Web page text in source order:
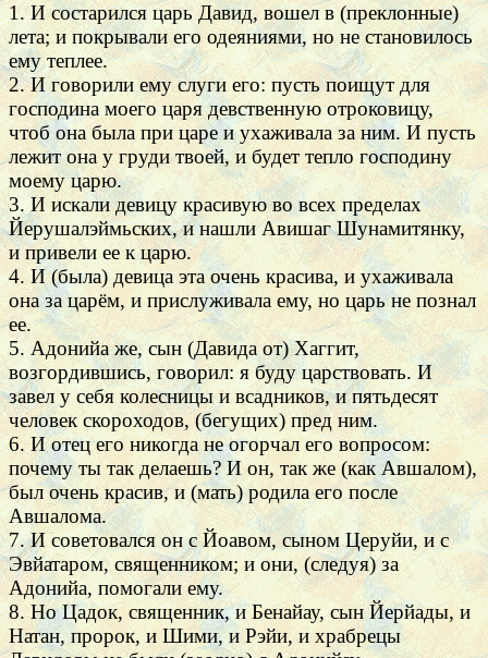
1. И состарился царь Давид, вошел в (преклонные)
лета; и покрывали его одеяниями, но не становилось
ему теплее.
2. И говорили ему слуги его: пусть поищут для
господина моего царя девственную отроковицу,
чтоб она была при царе и ухаживала за ним. И пусть
лежит она у груди твоей, и будет тепло господину
моему царю.
3. И искали девицу красивую во всех пределах
Йерушалэймьских, и нашли Авишаг Шунамитянку,
и привели ее к царю.
4. И (была) девица эта очень красива, и ухаживала
она за царём, и прислуживала ему, но царь не познал
ее.
5. Адонийа же, сын (Давида от) Хаггит,
возгордившись, говорил: я буду царствовать. И
завел у себя колесницы и всадников, и пятьдесят
человек скороходов, (бегущих) пред ним.
6. И отец его никогда не огорчал его вопросом:
почему ты так делаешь? И он, так же (как Авшалом),
был очень красив, и (мать) родила его после
Авшалома.
7. И советовался он с Йоавом, сыном Церуйи, и с
Эвйатаром, священником; и они, (следуя) за
Адонийа, помогали ему.
8. Но Цадок, священник, и Бенайау, сын Йерйады, и
Натан, пророк, и Шими, и Рэйи, и храбрецы